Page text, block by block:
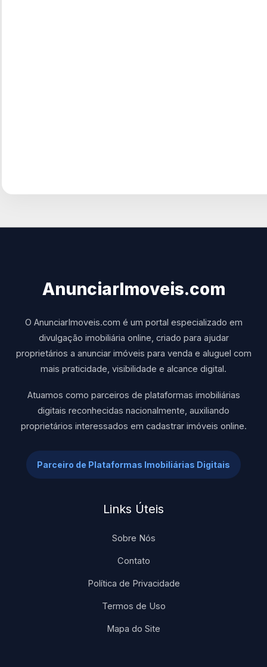
AnunciarImoveis.com
O AnunciarImoveis.com é um portal especializado em
divulgação imobiliária online, criado para ajudar
proprietários a anunciar imóveis para venda e aluguel com
mais praticidade, visibilidade e alcance digital.
Atuamos como parceiros de plataformas imobiliárias
digitais reconhecidas nacionalmente, auxiliando
proprietários interessados em cadastrar imóveis online.
Parceiro de Plataformas Imobiliárias Digitais
Links Úteis
Sobre Nós
Contato
Política de Privacidade
Termos de Uso
Mapa do Site